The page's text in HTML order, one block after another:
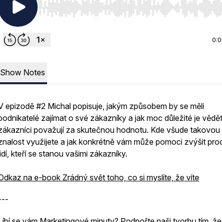
Use Left/Right to seek, Home/End to jump to start
Show Notes
epizodě #2 Michal popisuje, jakým způsobem by se měli
zajímat o své zákazníky a jak moc důležité je
považují za skutečnou hodnotu. Kde všude takovou
využijete a jak konkrétně vám může pomoci zvýšit
kteří se stanou vašimi zákazníky.
na e-book Zrádný svět toho, co si myslíte, že víte